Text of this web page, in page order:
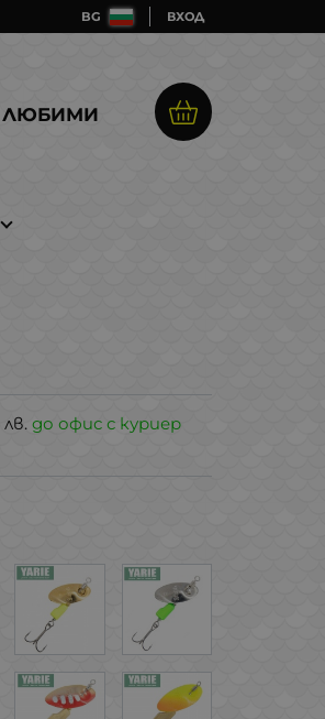
BG ВХОД
ЛЮБИМИ
лв. до офис с куриер